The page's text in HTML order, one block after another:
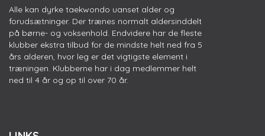
Alle kan dyrke taekwondo uanset alder og
forudsætninger. Der trænes normalt aldersinddelt
på børne- og voksenhold. Endvidere har de fleste
klubber ekstra tilbud for de mindste helt ned fra 5
års alderen, hvor leg er det vigtigste element i
træningen. Klubberne har i dag medlemmer helt
ned til 4 år og op til over 70 år.